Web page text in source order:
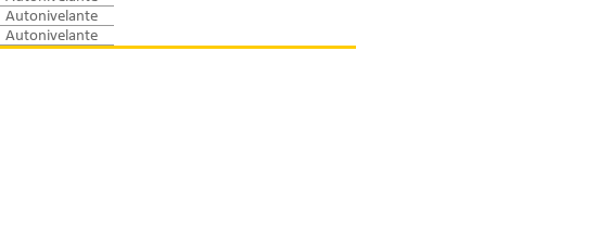
Autonivelante
Autonivelante